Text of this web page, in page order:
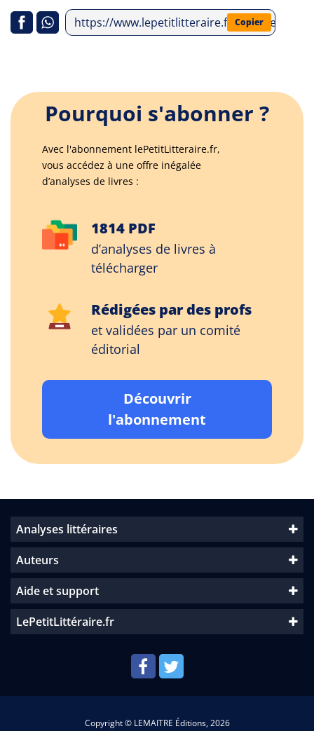
https://www.lepetitlitteraire.fr/analyses-
Copier
Pourquoi s'abonner ?
Avec l'abonnement lePetitLitteraire.fr,
vous accédez à une offre inégalée
d’analyses de livres :
1814 PDF
d’analyses de livres à
télécharger
Rédigées par des profs
et validées par un comité
éditorial
Découvrir
l'abonnement
Analyses littéraires
Auteurs
Aide et support
LePetitLittéraire.fr
Copyright © LEMAITRE Éditions, 2026